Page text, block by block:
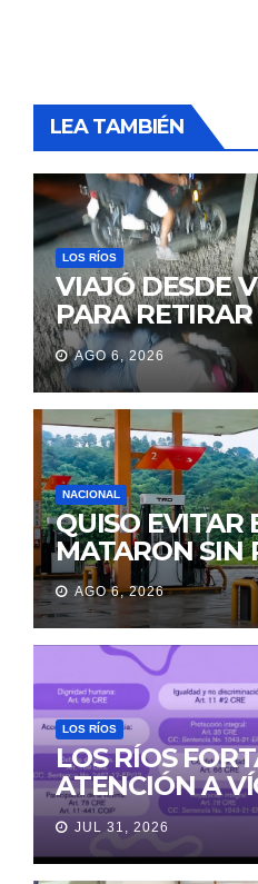
LEA TAMBIÉN
LOS RÍOS
VIAJÓ DESDE
PARA
DE SU MARIDO
PERMANECIÓ
LA MORGUE
AGO 6, 2026
NACIONAL
QUISO EVITAR
MATARON SIN
AGO 6, 2026
LOS RÍOS
LOS RÍOS
ATENCIÓN A
VIOLENCIA DE
PARA EVITAR LA
JUL 31, 2026